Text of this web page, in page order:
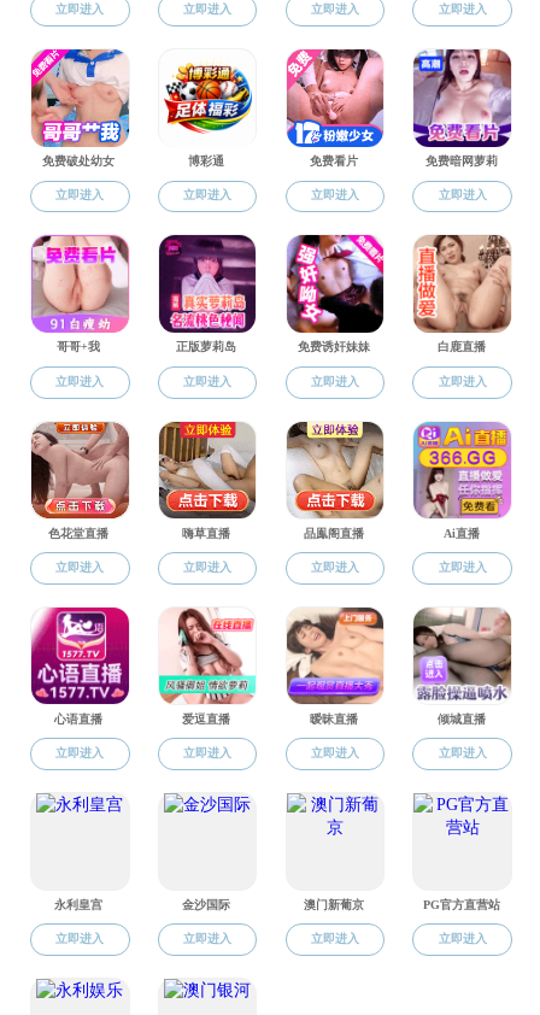
人才招聘
黄凌波
洪少新
姜树广
a片无码 山东发展研究院 厦门大学王亚
高校人文社会科学信息网